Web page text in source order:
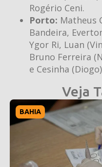
Rogério Ceni.
Porto: Matheus
Bandeira,
Ygor Ri, Luan
Bruno Ferreira
e Cesinha
Veja
BAHIA